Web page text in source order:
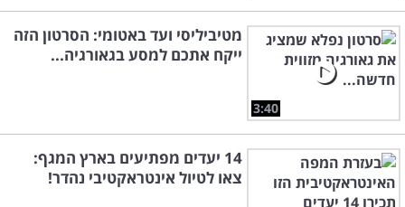
3:40
מטיביליסי ועד באטומי: הסרטון הזה
ייקח אתכם למסע בגאורגיה...
14 יעדים מפתיעים בארץ המגף:
צאו לטיול אינטראקטיבי נהדר!